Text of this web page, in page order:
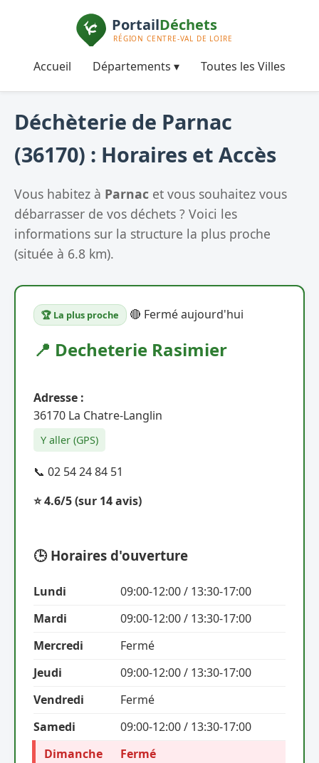
Accueil Départements ▾ Toutes les Villes
Déchèterie de Parnac
(36170) : Horaires et Accès
Vous habitez à Parnac et vous souhaitez vous
débarrasser de vos déchets ? Voici les
informations sur la structure la plus proche
(située à 6.8 km).
🏆 La plus proche 🔴 Fermé aujourd'hui
📍 Decheterie Rasimier
Adresse :
36170 La Chatre-Langlin
Y aller (GPS)
📞 02 54 24 84 51
⭐ 4.6/5(sur 14 avis)
🕒 Horaires d'ouverture
Lundi
09:00-12:00 / 13:30-17:00
Mardi
09:00-12:00 / 13:30-17:00
Mercredi
Fermé
Jeudi
09:00-12:00 / 13:30-17:00
Vendredi
Fermé
Samedi
09:00-12:00 / 13:30-17:00
Dimanche
Fermé